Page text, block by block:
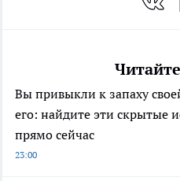
Вы привыкли к запаху
его: найдите эти скрытые
прямо сейчас
23:00